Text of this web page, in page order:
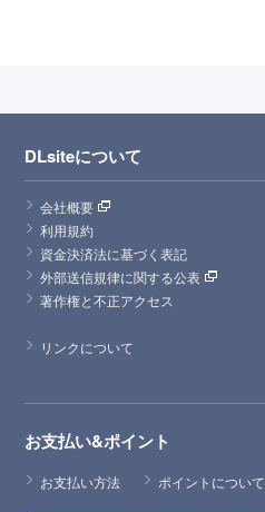
DLsiteについて
会社概要
利用規約
資金決済法に基づく表記
外部送信規律に関する公表
著作権と不正アクセス
リンクについて
お支払い&ポイント
お支払い方法 ポイントについて